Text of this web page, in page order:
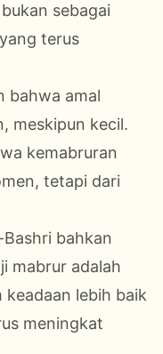
sebagai
terus
bahwa amal
meskipun kecil.
kemabruran
tetapi dari
bahkan
mabrur adalah
keadaan lebih baik
meningkat